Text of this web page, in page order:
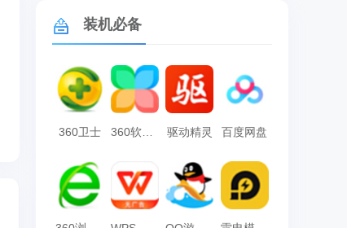
装机必备
360卫士 360软件管家 驱动精灵 百度网盘